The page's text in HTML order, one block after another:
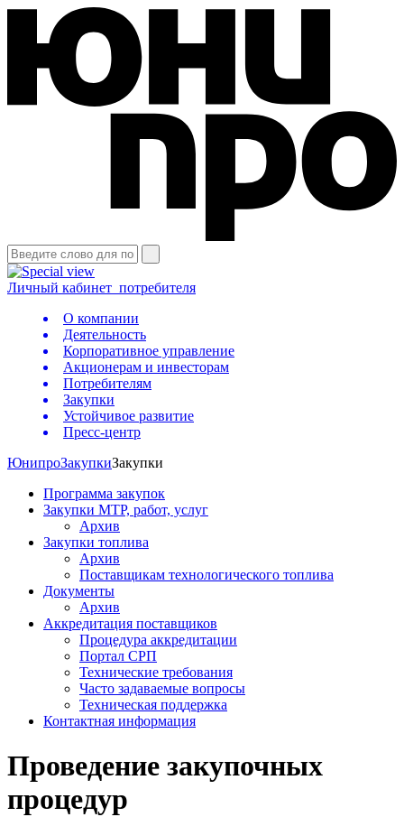
Личный кабинет потребителя
О компании
Деятельность
Корпоративное управление
Акционерам и инвесторам
Потребителям
Закупки
Устойчивое развитие
Пресс-центр
ЮнипроЗакупкиЗакупки
Программа закупок
Закупки МТР, работ, услуг
Архив
Закупки топлива
Архив
Поставщикам технологического топлива
Документы
Архив
Аккредитация поставщиков
Процедура аккредитации
Портал СРП
Технические требования
Часто задаваемые вопросы
Техническая поддержка
Контактная информация
Проведение закупочных
процедур